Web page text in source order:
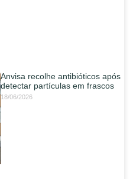
Anvisa recolhe antibióticos após
detectar partículas em frascos
18/06/2026